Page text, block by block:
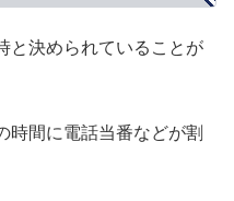
と決められていることが
時間に電話当番などが割